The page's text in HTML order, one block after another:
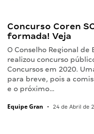
Concurso Coren
formada! Veja
O Conselho Regional
realizou concurso
Concursos em 2020.
para breve, pois a
e o próximo…
Equipe Gran • 24 de Abril de